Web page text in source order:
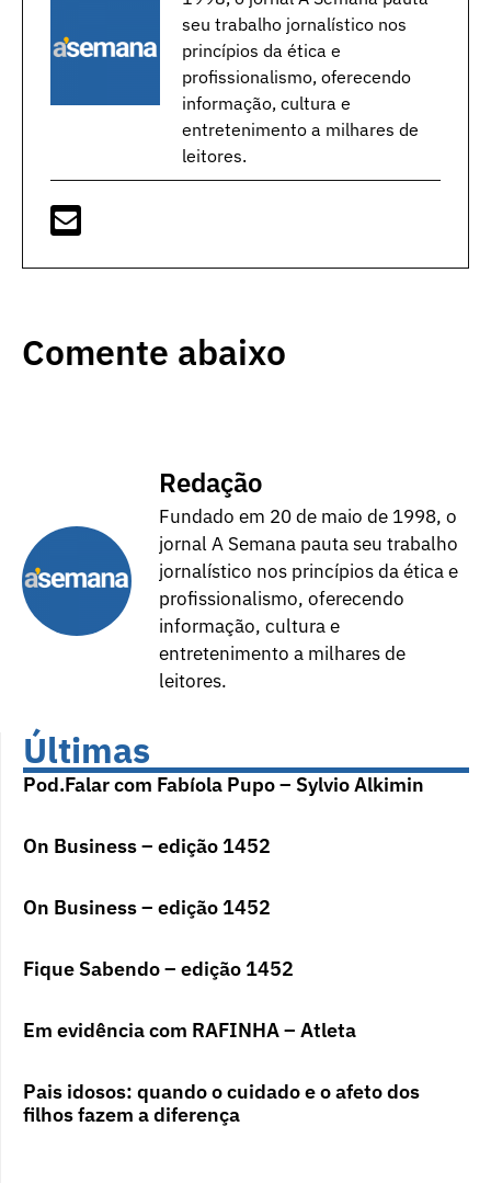
seu trabalho jornalístico nos
princípios da ética e
profissionalismo, oferecendo
informação, cultura e
entretenimento a milhares de
leitores.
Comente abaixo
Redação
Fundado em 20 de maio de 1998, o
jornal A Semana pauta seu trabalho
jornalístico nos princípios da ética e
profissionalismo, oferecendo
informação, cultura e
entretenimento a milhares de
leitores.
Últimas
Pod.Falar com Fabíola Pupo – Sylvio Alkimin
On Business – edição 1452
On Business – edição 1452
Fique Sabendo – edição 1452
Em evidência com RAFINHA – Atleta
Pais idosos: quando o cuidado e o afeto dos
filhos fazem a diferença